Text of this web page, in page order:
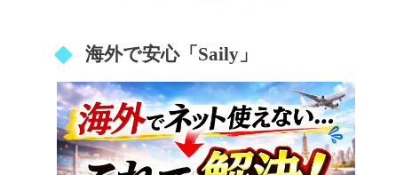
海外で安心「Saily」